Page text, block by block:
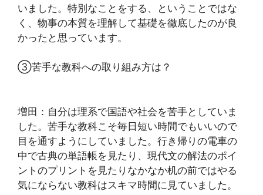
いました。特別なことをする、ということではな
く、物事の本質を理解して基礎を徹底したのが良
かったと思っています。
③苦手な教科への取り組み方は？
増田：自分は理系で国語や社会を苦手としていま
した。苦手な教科こそ毎日短い時間でもいいので
目を通すようにしていました。行き帰りの電車の
中で古典の単語帳を見たり、現代文の解法のポイ
ントのプリントを見たりなかなか机の前ではやる
気にならない教科はスキマ時間に見ていました。